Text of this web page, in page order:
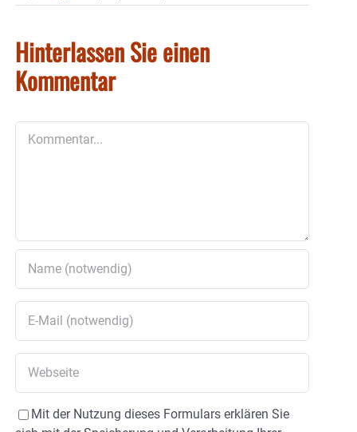
Hinterlassen Sie einen
Kommentar
Mit der Nutzung dieses Formulars erklären Sie